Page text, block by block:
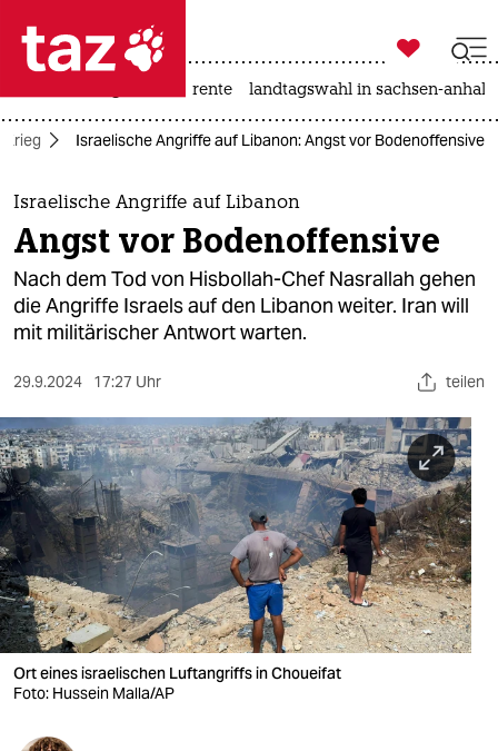
 taz zahl ich
taz zahl ich
themen
politik
öko
sport
berlin
nord
wahrheit
verlag
verlag
veranstaltungen

taz zahl ich
rente landtagswahl in sachsen-anhalt
Israelische Angriffe auf Libanon: Angst vor Bodenoffensive
Israelische Angriffe auf Libanon
Angst vor Bodenoffensive
Nach dem Tod von Hisbollah-Chef Nasrallah gehen
die Angriffe Israels auf den Libanon weiter. Iran will
mit militärischer Antwort warten.
29.9.2024 17:27 Uhr teilen
Ort eines israelischen Luftangriffs in Choueifat
Foto: Hussein Malla/AP